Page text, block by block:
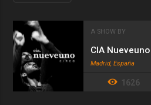
espectáculo en sintonía con la
personajes, situaciones y estados.
A SHOW BY
CIA Nueveuno
Madrid, España
1626